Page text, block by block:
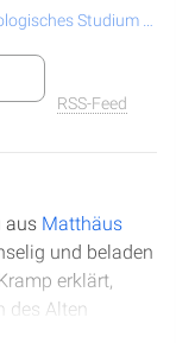
RSS-Feed
aus Matthäus
und beladen
erklärt,
des Alten